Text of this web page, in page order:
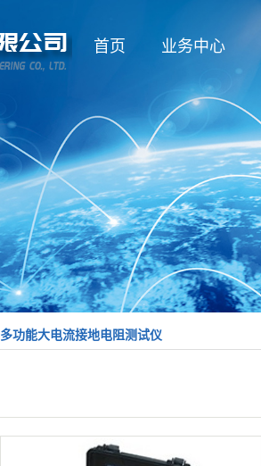
首页 业务中心
防雷技术评价
雷电风险评估
防雷技术服务
多功能大电流接地电阻测试仪